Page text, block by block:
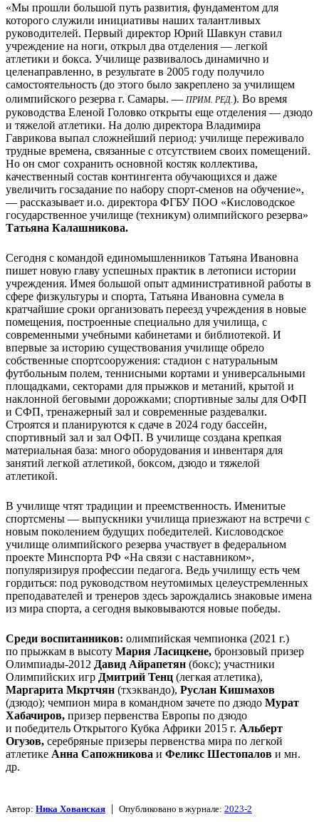
«Мы прошли большой путь развития, фундаментом для
которого служили инициативы наших талантливых
руководителей. Первый директор Юрий Шавкун ставил
учреждение на ноги, открыл два отделения — легкой
атлетики и бокса. Училище развивалось динамично и
целенаправленно, в результате в 2005 году получило
самостоятельность (до этого было закреплено за училищем
олимпийского резерва г. Самары. — Прим. ред.). Во время
руководства Еленой Головко открыты еще отделения — дзюдо
и тяжелой атлетики. На долю директора Владимира
Гаврикова выпал сложнейший период: училище переживало
трудные времена, связанные с отсутствием своих помещений.
Но он смог сохранить основной костяк коллектива,
качественный состав контингента обучающихся и даже
увеличить госзадание по набору спорт-сменов на обучение»,
— рассказывает и.о. директора ФГБУ ПОО «Кисловодское
государственное училище (техникум) олимпийского резерва»
Татьяна Калашникова.
Сегодня с командой единомышленников Татьяна Ивановна
пишет новую главу успешных практик в летописи истории
учреждения. Имея большой опыт административной работы в
сфере физкультуры и спорта, Татьяна Ивановна сумела в
кратчайшие сроки организовать переезд учреждения в новые
помещения, построенные специально для училища, с
современными учебными кабинетами и библиотекой. И
впервые за историю существования училище обрело
собственные спортсооружения: стадион с натуральным
футбольным полем, теннисными кортами и универсальными
площадками, секторами для прыжков и метаний, крытой и
наклонной беговыми дорожками; спортивные залы для ОФП
и СФП, тренажерный зал и современные раздевалки.
Строятся и планируются к сдаче в 2024 году бассейн,
спортивный зал и зал ОФП. В училище создана крепкая
материальная база: много оборудования и инвентаря для
занятий легкой атлетикой, боксом, дзюдо и тяжелой
атлетикой.
В училище чтят традиции и преемственность. Именитые
спортсмены — выпускники училища приезжают на встречи с
новым поколением будущих победителей. Кисловодское
училище олимпийского резерва участвует в федеральном
проекте Минспорта РФ «На связи с наставником»,
популяризируя профессии педагога. Ведь училищу есть чем
гордиться: под руководством неутомимых целеустремленных
преподавателей и тренеров здесь зарождались знаковые имена
из мира спорта, а сегодня выковываются новые победы.
Среди воспитанников: олимпийская чемпионка (2021 г.)
по прыжкам в высоту Мария Ласицкене, бронзовый призер
Олимпиады-2012 Давид Айрапетян (бокс); участники
Олимпийских игр Дмитрий Тенц (легкая атлетика),
Маргарита Мкртчян (тхэквандо), Руслан Кишмахов
(дзюдо); чемпион мира в командном зачете по дзюдо Мурат
Хабачиров, призер первенства Европы по дзюдо
и победитель Открытого Кубка Африки 2015 г. Альберт
Огузов, серебряные призеры первенства мира по легкой
атлетике Анна Сапожникова и Феликс Шестопалов и мн.
др.
Автор: Ника Хованская | Опубликовано в журнале: 2023-2